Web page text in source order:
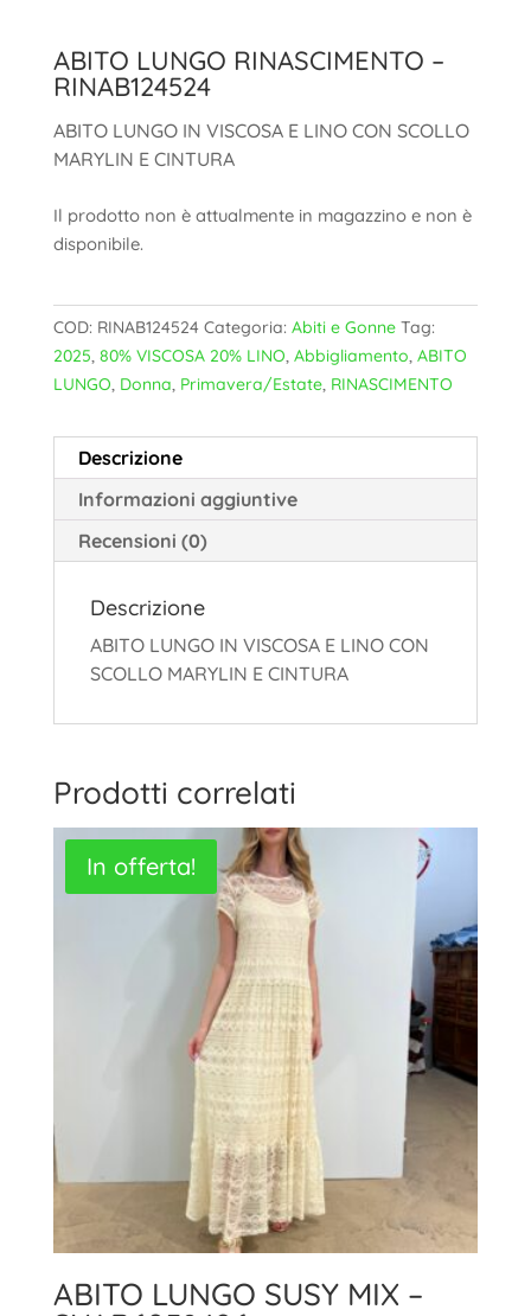
ABITO LUNGO RINASCIMENTO –
RINAB124524
ABITO LUNGO IN VISCOSA E LINO CON SCOLLO
MARYLIN E CINTURA
Il prodotto non è attualmente in magazzino e non è
disponibile.
COD: RINAB124524 Categoria: Abiti e Gonne Tag:
2025, 80% VISCOSA 20% LINO, Abbigliamento, ABITO
LUNGO, Donna, Primavera/Estate, RINASCIMENTO
Descrizione
Informazioni aggiuntive
Recensioni (0)
Descrizione
ABITO LUNGO IN VISCOSA E LINO CON
SCOLLO MARYLIN E CINTURA
Prodotti correlati
In offerta!
ABITO LUNGO SUSY MIX –